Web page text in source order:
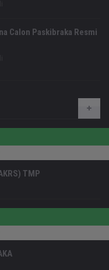
Calon Paskibraka Resmi
TMP